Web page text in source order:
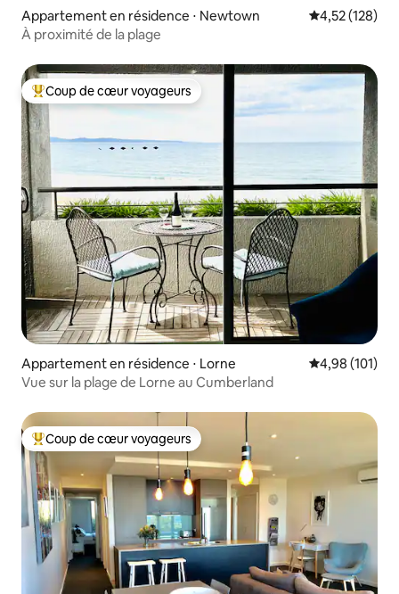
Appartement en résidence ⋅ Newtown Évaluation
4,52 (128)
À proximité de la plage
Coups de cœur voyageurs les plus appréciés
Coup de cœur voyageurs
Appartement en résidence ⋅ Lorne Évaluation
4,98 (101)
Vue sur la plage de Lorne au Cumberland
Coups de cœur voyageurs les plus appréciés
Coup de cœur voyageurs